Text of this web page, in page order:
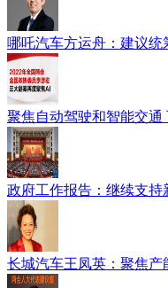
哪吒汽车方运舟：建议
聚焦自动驾驶和智能交通
政府工作报告：继续支
长城汽车王凤英：聚焦